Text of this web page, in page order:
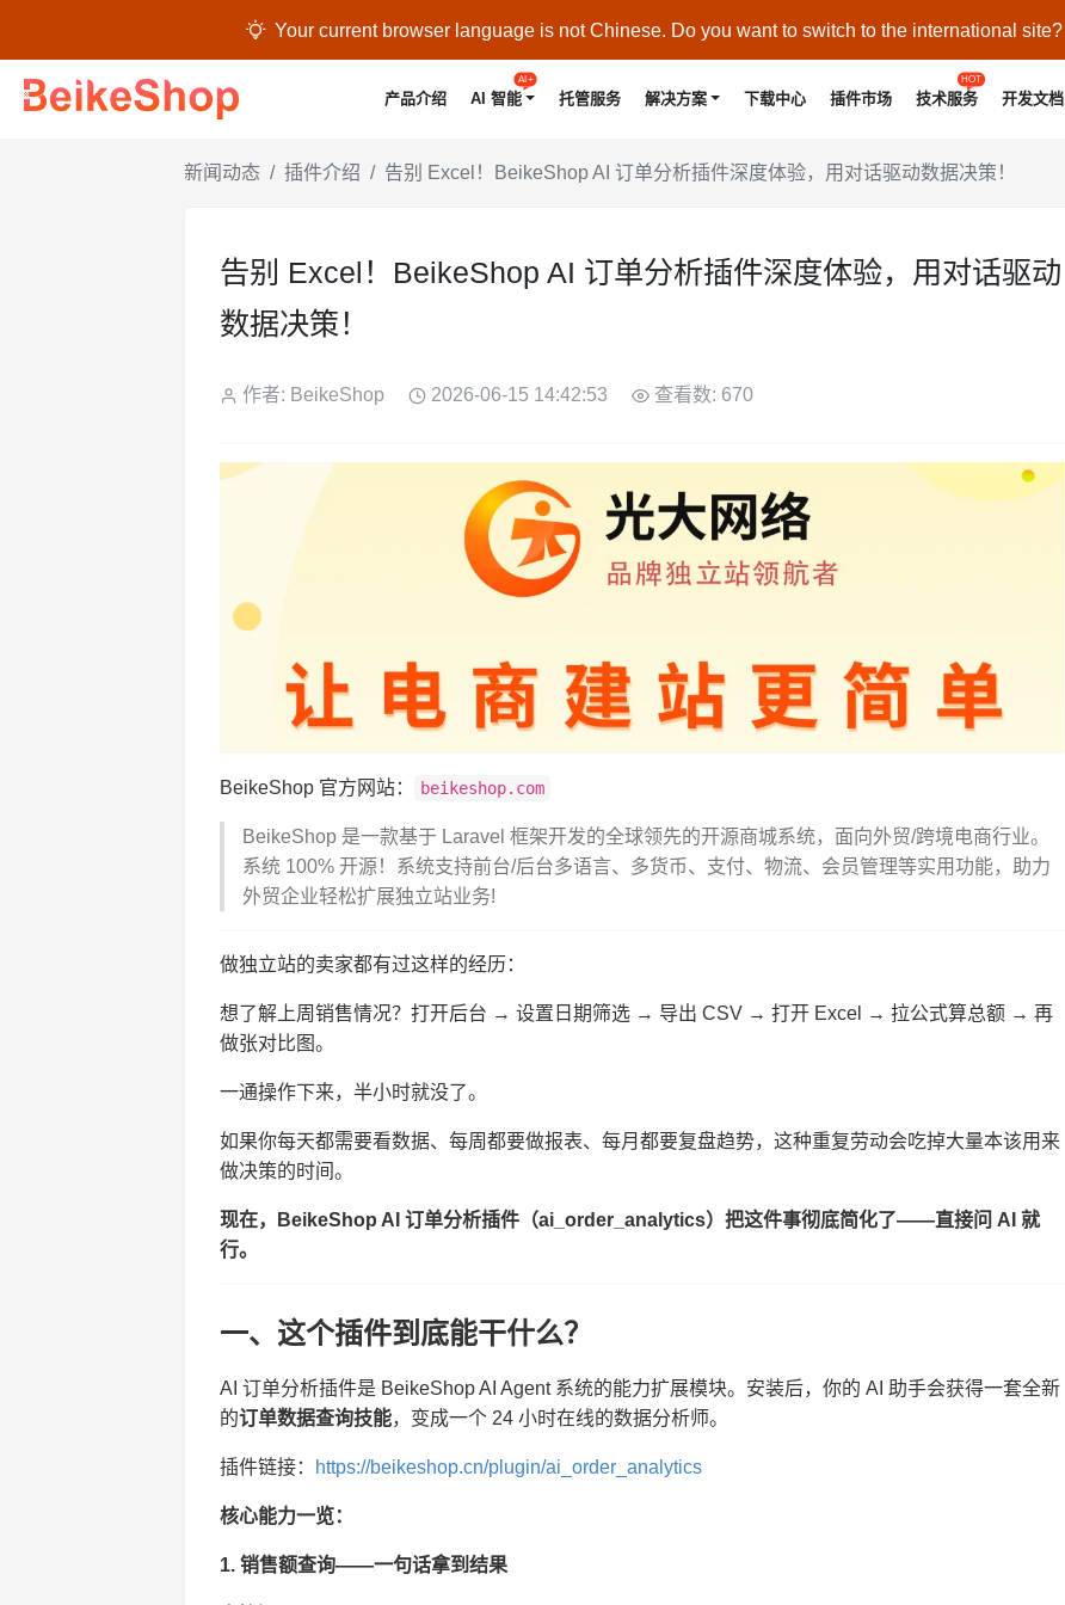
 Your current browser language is not Chinese. Do you want to switch to the international site?
产品介绍
AI+
AI 智能 托管服务 解决方案 下载中心 插件市场
HOT
技术服务 开发文档
新闻动态 插件介绍 告别 Excel！BeikeShop AI 订单分析插件深度体验，用对话驱动数据决策！
告别 Excel！BeikeShop AI 订单分析插件深度体验，用对话驱动
数据决策！
作者: BeikeShop 2026-06-15 14:42:53 查看数: 670
BeikeShop 官方网站： beikeshop.com
BeikeShop 是一款基于 Laravel 框架开发的全球领先的开源商城系统，面向外贸/跨境电商行业。
系统 100% 开源！系统支持前台/后台多语言、多货币、支付、物流、会员管理等实用功能，助力
外贸企业轻松扩展独立站业务!
做独立站的卖家都有过这样的经历：
想了解上周销售情况？打开后台 → 设置日期筛选 → 导出 CSV → 打开 Excel → 拉公式算总额 → 再
做张对比图。
一通操作下来，半小时就没了。
如果你每天都需要看数据、每周都要做报表、每月都要复盘趋势，这种重复劳动会吃掉大量本该用来
做决策的时间。
现在，BeikeShop AI 订单分析插件（ai_order_analytics）把这件事彻底简化了——直接问 AI 就
行。
一、这个插件到底能干什么？
AI 订单分析插件是 BeikeShop AI Agent 系统的能力扩展模块。安装后，你的 AI 助手会获得一套全新
的订单数据查询技能，变成一个 24 小时在线的数据分析师。
插件链接： https://beikeshop.cn/plugin/ai_order_analytics
核心能力一览：
1. 销售额查询——一句话拿到结果